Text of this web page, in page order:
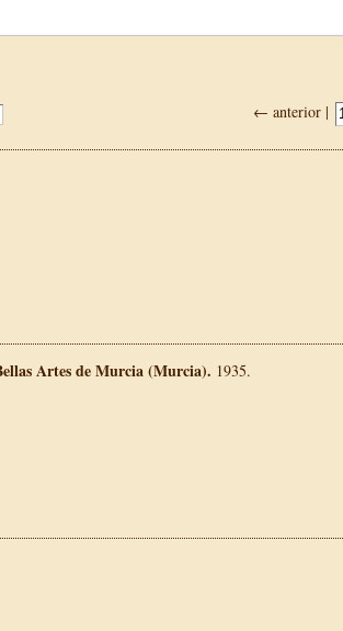
← anterior |
Artes de Murcia (Murcia). 1935.